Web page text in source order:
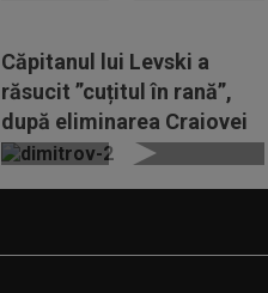
Căpitanul lui Levski a
răsucit ”cuțitul în rană”,
după eliminarea Craiovei
din UCL: ”Am...